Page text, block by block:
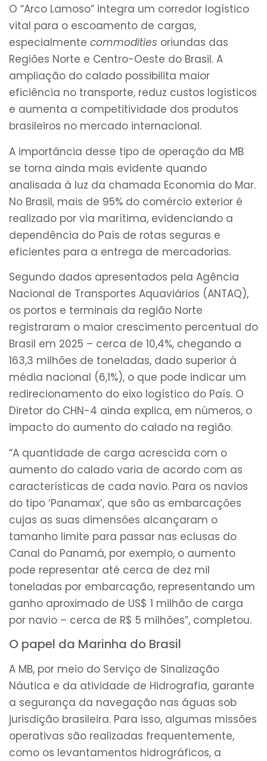
O “Arco Lamoso” integra um corredor logístico
vital para o escoamento de cargas,
especialmente commodities oriundas das
Regiões Norte e Centro-Oeste do Brasil. A
ampliação do calado possibilita maior
eficiência no transporte, reduz custos logísticos
e aumenta a competitividade dos produtos
brasileiros no mercado internacional.
A importância desse tipo de operação da MB
se torna ainda mais evidente quando
analisada à luz da chamada Economia do Mar.
No Brasil, mais de 95% do comércio exterior é
realizado por via marítima, evidenciando a
dependência do País de rotas seguras e
eficientes para a entrega de mercadorias.
Segundo dados apresentados pela Agência
Nacional de Transportes Aquaviários (ANTAQ),
os portos e terminais da região Norte
registraram o maior crescimento percentual do
Brasil em 2025 – cerca de 10,4%, chegando a
163,3 milhões de toneladas, dado superior à
média nacional (6,1%), o que pode indicar um
redirecionamento do eixo logístico do País. O
Diretor do CHN-4 ainda explica, em números, o
impacto do aumento do calado na região.
“A quantidade de carga acrescida com o
aumento do calado varia de acordo com as
características de cada navio. Para os navios
do tipo ‘Panamax’, que são as embarcações
cujas as suas dimensões alcançaram o
tamanho limite para passar nas eclusas do
Canal do Panamá, por exemplo, o aumento
pode representar até cerca de dez mil
toneladas por embarcação, representando um
ganho aproximado de US$ 1 milhão de carga
por navio – cerca de R$ 5 milhões”, completou.
O papel da Marinha do Brasil
A MB, por meio do Serviço de Sinalização
Náutica e da atividade de Hidrografia, garante
a segurança da navegação nas águas sob
jurisdição brasileira. Para isso, algumas missões
operativas são realizadas frequentemente,
como os levantamentos hidrográficos, a